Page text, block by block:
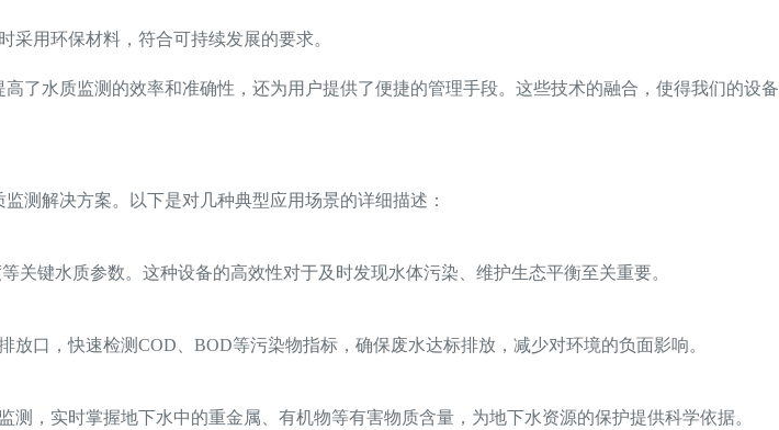
用环保材料，符合可持续发展的要求。
了水质监测的效率和准确性，还为用户提供了便捷的管理手段。这些技术的融合，使得我们的设备
测解决方案。以下是对几种典型应用场景的详细描述：
键水质参数。这种设备的高效性对于及时发现水体污染、维护生态平衡至关重要。
口，快速检测COD、BOD等污染物指标，确保废水达标排放，减少对环境的负面影响。
，实时掌握地下水中的重金属、有机物等有害物质含量，为地下水资源的保护提供科学依据。